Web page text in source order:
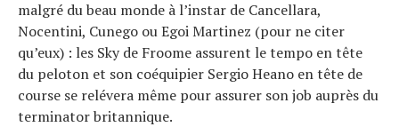
malgré du beau monde à l’instar de Cancellara,
Nocentini, Cunego ou Egoi Martinez (pour ne citer
qu’eux) : les Sky de Froome assurent le tempo en tête
du peloton et son coéquipier Sergio Heano en tête de
course se relévera même pour assurer son job auprès du
terminator britannique.